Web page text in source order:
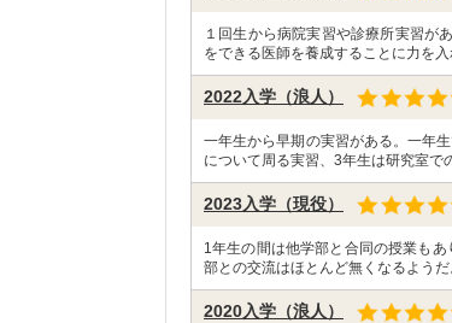
１回生から病院実習や診療所実習が
をできる医師を養成することに力を
2022入学（浪人）
一年生から早期の実習がある。一年
について周る実習、3年生は研究室
2023入学（現役）
1年生の間は他学部と合同の授業も
部との交流はほとんど無くなるよう
2020入学（浪人）